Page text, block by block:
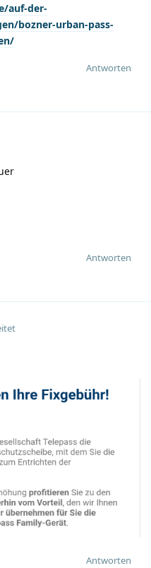
auf-der-
bozner-urban-pass-
Antworten
Antworten
Antworten